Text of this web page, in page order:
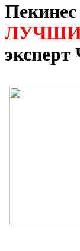
Пекинес